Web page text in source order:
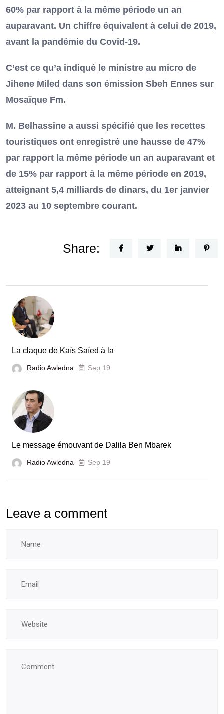
60% par rapport à la même période un an
auparavant. Un chiffre équivalent à celui de 2019,
avant la pandémie du Covid-19.
C’est ce qu’a indiqué le ministre au micro de
Jihene Miled dans son émission Sbeh Ennes sur
Mosaïque Fm.
M. Belhassine a aussi spécifié que les recettes
touristiques ont enregistré une hausse de 47%
par rapport la même période un an auparavant et
de 15% par rapport à la même période en 2019,
atteignant 5,4 milliards de dinars, du 1er janvier
2023 au 10 septembre courant.
Share:
La claque de Kaïs Saïed à la
Radio Awledna Sep 19
Le message émouvant de Dalila Ben Mbarek
Radio Awledna Sep 19
Leave a comment